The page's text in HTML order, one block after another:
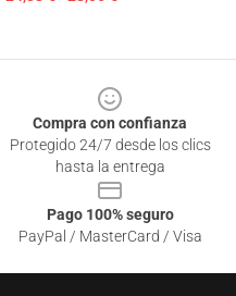
Compra con confianza
Protegido 24/7 desde los clics
hasta la entrega
Pago 100% seguro
PayPal / MasterCard / Visa